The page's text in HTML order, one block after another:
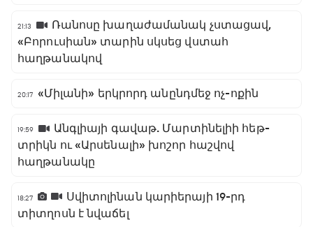
21:13
Ռանոսը խաղաժամանակ չստացավ,
«Բորուսիան» տարին սկսեց վստահ
հաղթանակով
20:17 «Միլանի» երկրորդ անընդմեջ ոչ-ոքին
19:59
Անգլիայի գավաթ. Մարտինելիի հեթ-
տրիկն ու «Արսենալի» խոշոր հաշվով
հաղթանակը
18:27
Սվիտոլինան կարիերայի 19-րդ
տիտղոսն է նվաճել